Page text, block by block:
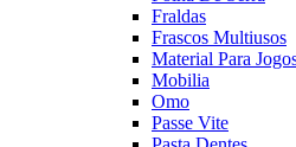
Fraldas
Frascos Multiusos
Material Para
Mobilia
Omo
Passe Vite